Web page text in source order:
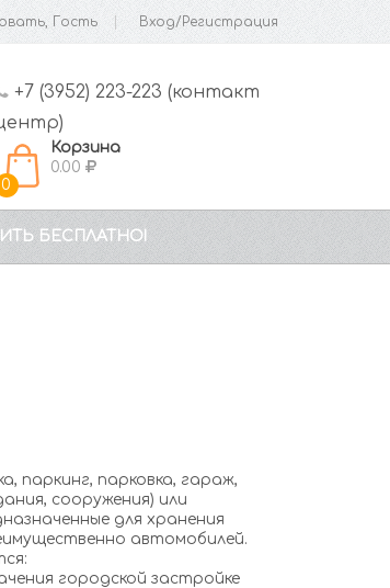
Гость Вход/Регистрация
+7 (3952) 223-223 (контакт
0
Корзина
0.00
БЕСПЛАТНО!
паркинг, парковка, гараж,
сооружения) или
для хранения
автомобилей.
городской застройке